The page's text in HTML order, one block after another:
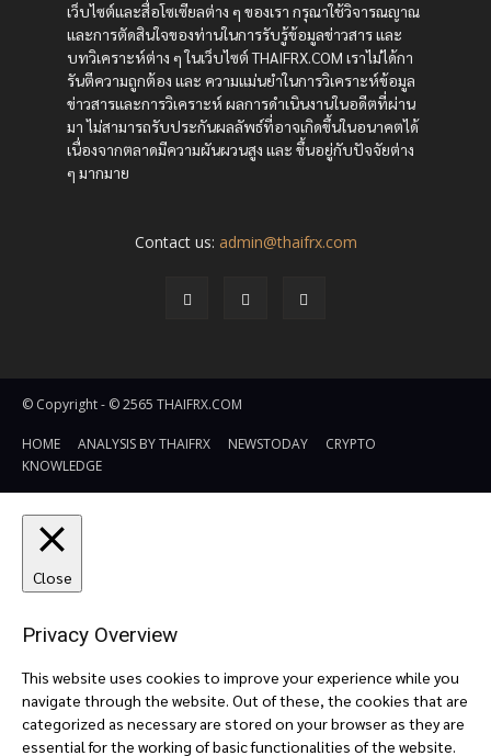
เว็บไซต์และสื่อโซเซียลต่าง ๆ ของเรา กรุณาใช้วิจารณญาณ
และการตัดสินใจของท่านในการรับรู้ข้อมูลข่าวสาร และ
บทวิเคราะห์ต่าง ๆ ในเว็บไซต์ THAIFRX.COM เราไม่ได้กา
รันตีความถูกต้อง และ ความแม่นยำในการวิเคราะห์ข้อมูล
ข่าวสารและการวิเคราะห์ ผลการดำเนินงานในอดีตที่ผ่าน
มา ไม่สามารถรับประกันผลลัพธ์ที่อาจเกิดขึ้นในอนาคตได้
เนื่องจากตลาดมีความผันผวนสูง และ ขึ้นอยู่กับปัจจัยต่าง
ๆ มากมาย
Contact us: admin@thaifrx.com
© Copyright - © 2565 THAIFRX.COM
HOME ANALYSIS BY THAIFRX NEWSTODAY
CRYPTO
KNOWLEDGE
Close
Privacy Overview
This website uses cookies to improve your experience while you
navigate through the website. Out of these, the cookies that are
categorized as necessary are stored on your browser as they are
essential for the working of basic functionalities of the website.